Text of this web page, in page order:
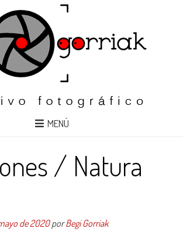
MENÚ
/ Natura
de 2020porBegi Gorriak